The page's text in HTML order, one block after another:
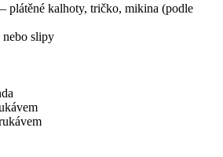
plátěné kalhoty, tričko, mikina (podle
slipy